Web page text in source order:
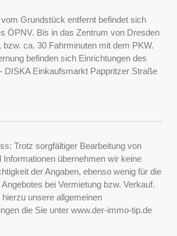
Grundstück entfernt befindet sich
ÖPNV. Bis in das Zentrum von Dresden
ca. 30 Fahrminuten mit dem PKW.
befinden sich Einrichtungen des
DISKA Einkaufsmarkt Pappritzer Straße
Trotz sorgfältiger Bearbeitung von
Informationen übernehmen wir keine
der Angaben, ebenso wenig für die
bei Vermietung bzw. Verkauf.
unsere allgemeinen
die Sie unter www.der-immo-tip.de